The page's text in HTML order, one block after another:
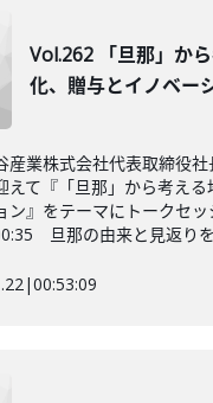
Vol.262 「旦那」か
化、贈与とイノベー
産業株式会社代表取締役
えて『「旦那」から考え
ン』をテーマにトークセ
旦那の由来と見返り
|00:53:09